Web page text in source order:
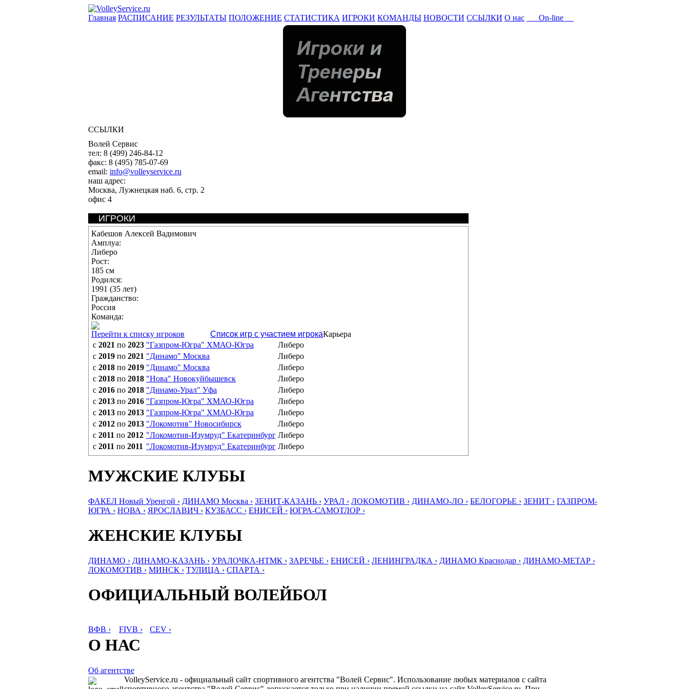
Главная РАСПИСАНИЕ РЕЗУЛЬТАТЫ ПОЛОЖЕНИЕ СТАТИСТИКА ИГРОКИ КОМАНДЫ НОВОСТИ ССЫЛКИ О нас On-line
ССЫЛКИ
Волей Сервис
тел: 8 (499) 246-84-12
факс: 8 (495) 785-07-69
email: info@volleyservice.ru
наш адрес:
Москва, Лужнецкая наб. 6, стр. 2
офис 4
ИГРОКИ
Кабешов Алексей Вадимович
Амплуа:
Либеро
Рост:
185 см
Родился:
1991 (35 лет)
Гражданство:
Россия
Команда:
Перейти к списку игроков
Список игр с участием игрокаКарьера
с 2021 по 2023 "Газпром-Югра" ХМАО-Югра
Либеро
с 2019 по 2021 "Динамо" Москва
Либеро
с 2018 по 2019 "Динамо" Москва
Либеро
с 2018 по 2018 "Нова" Новокуйбышевск
Либеро
с 2016 по 2018 "Динамо-Урал" Уфа
Либеро
с 2013 по 2016 "Газпром-Югра" ХМАО-Югра
Либеро
с 2013 по 2013 "Газпром-Югра" ХМАО-Югра
Либеро
с 2012 по 2013 "Локомотив" Новосибирск
Либеро
с 2011 по 2012 "Локомотив-Изумруд" Екатеринбург Либеро
с 2011 по 2011 "Локомотив-Изумруд" Екатеринбург Либеро
МУЖСКИЕ КЛУБЫ
ФАКЕЛ Новый Уренгой › ДИНАМО Москва › ЗЕНИТ-КАЗАНЬ › УРАЛ › ЛОКОМОТИВ › ДИНАМО-ЛО › БЕЛОГОРЬЕ › ЗЕНИТ › ГАЗПРОМ-
ЮГРА › НОВА › ЯРОСЛАВИЧ › КУЗБАСС › ЕНИСЕЙ › ЮГРА-САМОТЛОР ›
ЖЕНСКИЕ КЛУБЫ
ДИНАМО › ДИНАМО-КАЗАНЬ › УРАЛОЧКА-НТМК › ЗАРЕЧЬЕ › ЕНИСЕЙ › ЛЕНИНГРАДКА › ДИНАМО Краснодар › ДИНАМО-МЕТАР ›
ЛОКОМОТИВ › МИНСК › ТУЛИЦА › СПАРТА ›
ОФИЦИАЛЬНЫЙ ВОЛЕЙБОЛ
ВФВ › FIVB › CEV ›
О НАС
Об агентстве
VolleyService.ru - официальный сайт спортивного агентства "Волей Сервис". Использование любых материалов с сайта